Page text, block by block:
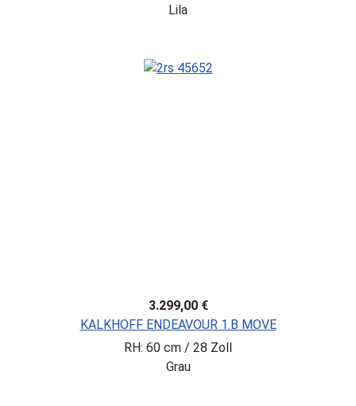
Lila
3.299,00 €
KALKHOFF ENDEAVOUR 1.B MOVE
RH: 60 cm / 28 Zoll
Grau